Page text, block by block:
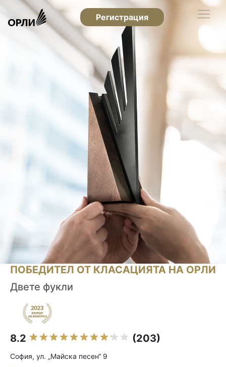
Регистрация
ПОБЕДИТЕЛ ОТ КЛАСАЦИЯТА НА ОРЛИ
Двете фукли
8.2 (203)
София, ул. „Майска песен“ 9